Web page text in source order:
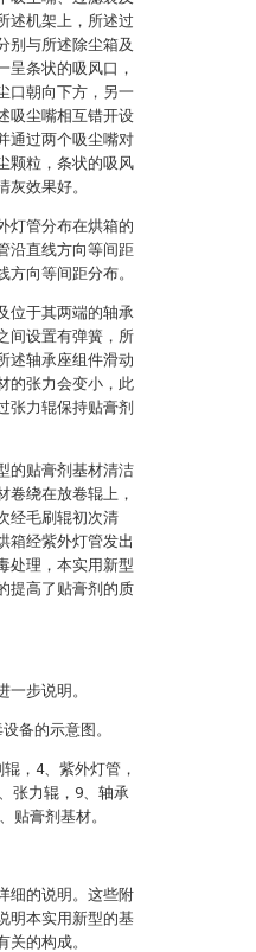
述机架上，所述过
别与所述除尘箱及
呈条状的吸风口，
口朝向下方，另一
吸尘嘴相互错开设
通过两个吸尘嘴对
颗粒，条状的吸风
效果好。
灯管分布在烘箱的
沿直线方向等间距
向等间距分布。
位于其两端的轴承
间设置有弹簧，所
述轴承座组件滑动
的张力会变小，此
张力辊保持贴膏剂
的贴膏剂基材清洁
卷绕在放卷辊上，
经毛刷辊初次清
箱经紫外灯管发出
处理，本实用新型
提高了贴膏剂的质
步说明。
备的示意图。
，4、紫外灯管，
张力辊，9、轴承
贴膏剂基材。
细的说明。这些附
明本实用新型的基
的构成。